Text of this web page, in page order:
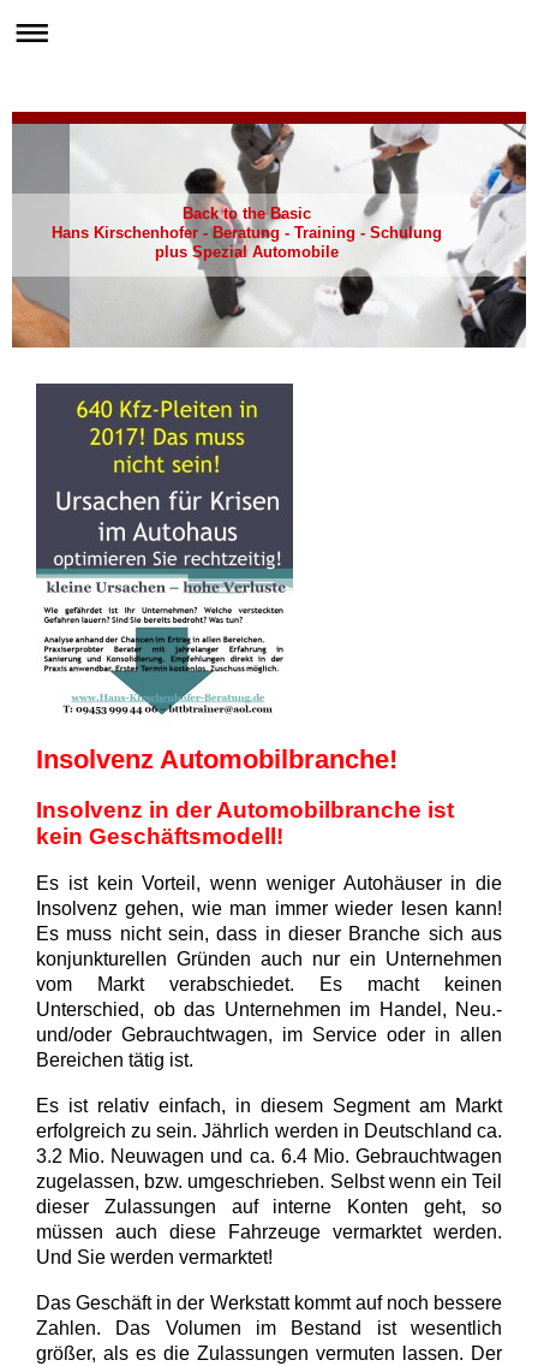
Back to the Basic
Hans Kirschenhofer - Beratung - Training - Schulung
plus Spezial Automobile
Insolvenz Automobilbranche!
Insolvenz in der Automobilbranche ist
kein Geschäftsmodell!
Es ist kein Vorteil, wenn weniger Autohäuser in die
Insolvenz gehen, wie man immer wieder lesen kann!
Es muss nicht sein, dass in dieser Branche sich aus
konjunkturellen Gründen auch nur ein Unternehmen
vom Markt verabschiedet. Es macht keinen
Unterschied, ob das Unternehmen im Handel, Neu.-
und/oder Gebrauchtwagen, im Service oder in allen
Bereichen tätig ist.
Es ist relativ einfach, in diesem Segment am Markt
erfolgreich zu sein. Jährlich werden in Deutschland ca.
3.2 Mio. Neuwagen und ca. 6.4 Mio. Gebrauchtwagen
zugelassen, bzw. umgeschrieben. Selbst wenn ein Teil
dieser Zulassungen auf interne Konten geht, so
müssen auch diese Fahrzeuge vermarktet werden.
Und Sie werden vermarktet!
Das Geschäft in der Werkstatt kommt auf noch bessere
Zahlen. Das Volumen im Bestand ist wesentlich
größer, als es die Zulassungen vermuten lassen. Der